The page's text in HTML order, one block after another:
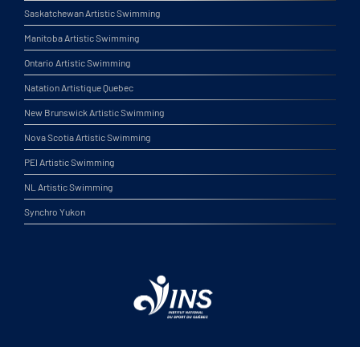
Saskatchewan Artistic Swimming
Manitoba Artistic Swimming
Ontario Artistic Swimming
Natation Artistique Quebec
New Brunswick Artistic Swimming
Nova Scotia Artistic Swimming
PEI Artistic Swimming
NL Artistic Swimming
Synchro Yukon